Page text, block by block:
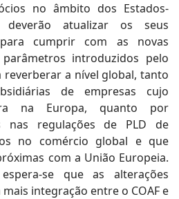
no âmbito dos Estados-
atualizar os seus
cumprir com as novas
introduzidos pelo
reverberar a nível global, tanto
de empresas cujo
na Europa, quanto por
nas regulações de PLD de
no comércio global e que
com a União Europeia.
se que as alterações
integração entre o COAF e